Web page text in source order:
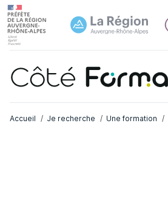
Accueil Je recherche Une formation